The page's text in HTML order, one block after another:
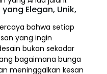
Elegan, Unik,
bahwa setiap
yang ingin
bukan sekadar
bagaimana bunga
meninggalkan kesan